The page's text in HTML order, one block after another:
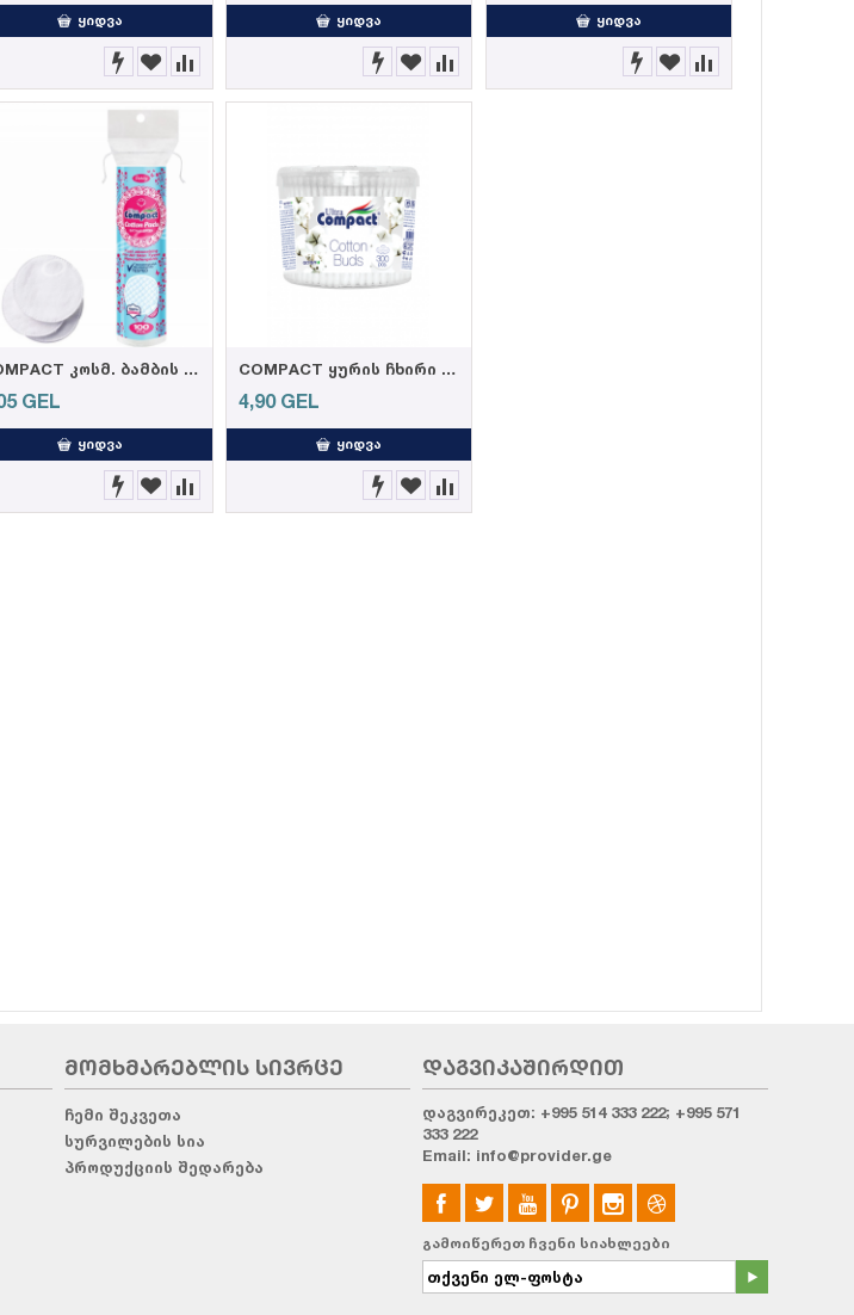
ᲧᲘᲓᲕᲐ ᲧᲘᲓᲕᲐ ᲧᲘᲓᲕᲐ
COMPACT კოსმ. ბამბის რგოლი NEW 100 ც
GEL
ᲧᲘᲓᲕᲐ
COMPACT ყურის ჩხირი ცილინდრი 300 ც
4,90 GEL
ᲧᲘᲓᲕᲐ
ᲛᲝᲛᲮᲛᲐᲠᲔᲑᲚᲘᲡ ᲡᲘᲕᲠᲪᲔ
ჩემი შეკვეთა
სურვილების სია
პროდუქციის შედარება
ᲓᲐᲒᲕᲘᲙᲐᲨᲘᲠᲓᲘᲗ
დაგვირეკეთ: +995 514 333 222; +995 571
333 222
Email: info@provider.ge
გამოიწერეთ ჩვენი სიახლეები